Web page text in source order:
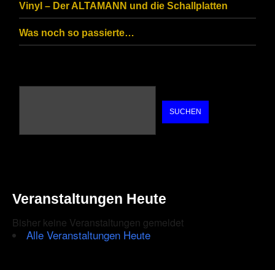
Vinyl – Der ALTAMANN und die Schallplatten
Was noch so passierte…
SUCHEN
Veranstaltungen Heute
Bisher keine Veranstaltungen gemeldet
Alle Veranstaltungen Heute